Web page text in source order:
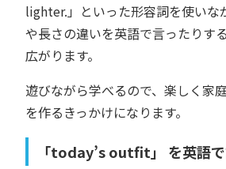
lighter.」といった形容詞を使いな
や長さの違いを英語で言ったりす
広がります。
遊びながら学べるので、楽しく家
を作るきっかけになります。
「today’s outfit」 を英語